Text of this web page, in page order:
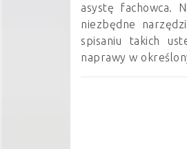
asystę fachowca.
niezbędne
spisaniu takich
naprawy w